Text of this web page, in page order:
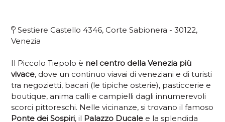
Sestiere Castello 4346, Corte Sabionera - 30122,
Venezia
Il Piccolo Tiepolo è nel centro della Venezia più
vivace, dove un continuo viavai di veneziani e di turisti
tra negozietti, bacari (le tipiche osterie), pasticcerie e
boutique, anima calli e campielli dagli innumerevoli
scorci pittoreschi. Nelle vicinanze, si trovano il famoso
Ponte dei Sospiri, il Palazzo Ducalee la splendida